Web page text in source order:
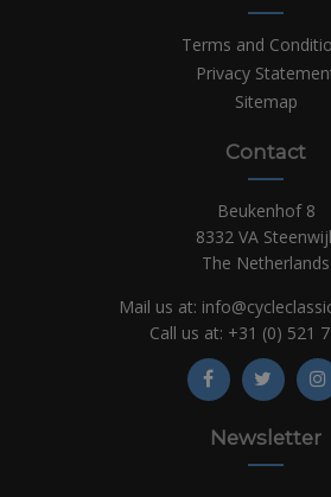
Terms and
Privacy
Sitemap
Contact
Beukenhof 8
8332 VA
The Netherlands
Mail us at:
Call us at: +31 (0) 521
Newsletter